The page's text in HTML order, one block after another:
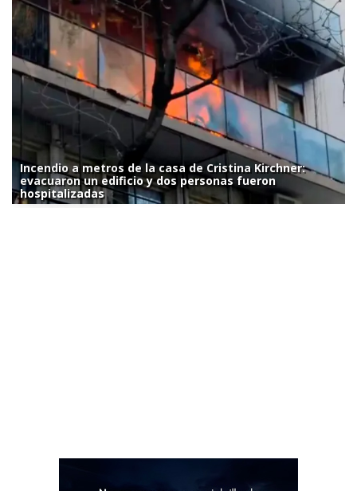
Incendio a metros de la casa de Cristina Kirchner:
evacuaron un edificio y dos personas fueron
hospitalizadas